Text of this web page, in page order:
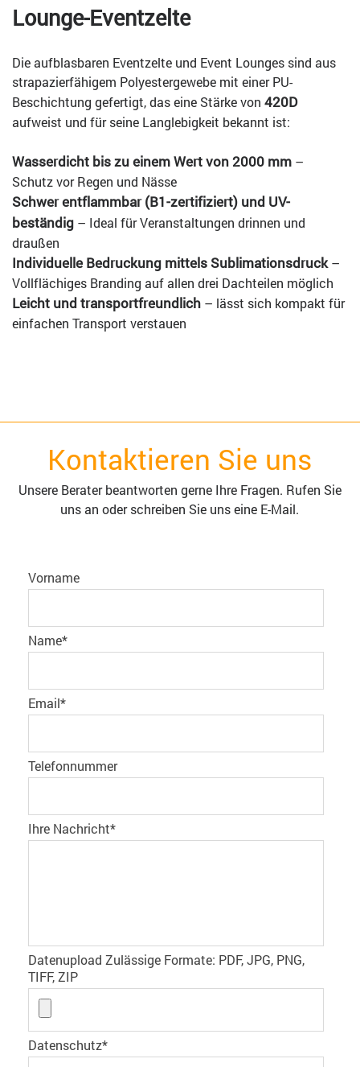
Lounge-Eventzelte
Die aufblasbaren Eventzelte und Event Lounges sind aus
strapazierfähigem Polyestergewebe mit einer PU-
Beschichtung gefertigt, das eine Stärke von 420D
aufweist und für seine Langlebigkeit bekannt ist:
Wasserdicht bis zu einem Wert von 2000 mm –
Schutz vor Regen und Nässe
Schwer entflammbar (B1-zertifiziert) und UV-
beständig – Ideal für Veranstaltungen drinnen und
draußen
Individuelle Bedruckung mittels Sublimationsdruck–
Vollflächiges Branding auf allen drei Dachteilen möglich
Leicht und transportfreundlich – lässt sich kompakt für
einfachen Transport verstauen
Kontaktieren Sie uns
Unsere Berater beantworten gerne Ihre Fragen. Rufen Sie
uns an oder schreiben Sie uns eine E-Mail.
Vorname
Name*
Email*
Telefonnummer
Ihre Nachricht*
Datenupload Zulässige Formate: PDF, JPG, PNG,
TIFF, ZIP
Datenschutz*